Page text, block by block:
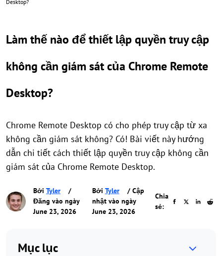
Desktop?
Làm thế nào để thiết lập quyền truy cập
không cần giám sát của Chrome Remote
Desktop?
Chrome Remote Desktop có cho phép truy cập từ xa
không cần giám sát không? Có! Bài viết này hướng
dẫn chi tiết cách thiết lập quyền truy cập không cần
giám sát của Chrome Remote Desktop.
Bởi Tyler
/
Đăng vào ngày
June 23, 2026
Bởi Tyler
/ Cập
nhật vào ngày
June 23, 2026
Chia
sẻ:
Mục lục